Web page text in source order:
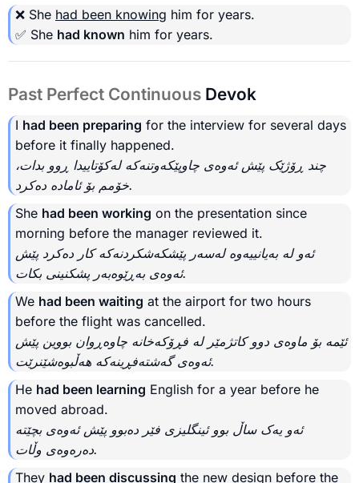
❌ She had been knowing him for years.
✅ She had known him for years.
Past Perfect Continuous Devok
I had been preparing for the interview for several days
before it finally happened.
چند ڕۆژێک پێش ئەوەی چاوپێکەوتنەکە لەکۆتاییدا ڕوو بدات،
خۆمم بۆ ئامادە دەکرد.
She had been working on the presentation since
morning before the manager reviewed it.
ئەو لە بەیانییەوە لەسەر پێشکەشکردنەکە کار دەکرد پێش
ئەوەی بەڕێوەبەر پشکنینی بکات.
We had been waiting at the airport for two hours
before the flight was cancelled.
ئێمە بۆ ماوەی دوو کاتژمێر لە فڕۆکەخانە چاوەڕوان بووین پێش
ئەوەی گەشتەفڕینەکە هەڵبوەشێنرێت.
He had been learning English for a year before he
moved abroad.
ئەو یەک ساڵ بوو ئینگلیزی فێر دەبوو پێش ئەوەی بچێتە
دەرەوەی وڵات.
They had been discussing the new design before the